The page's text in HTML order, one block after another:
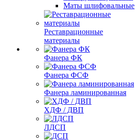
Маты шлифовальные
Реставрационные
материалы
Фанера ФК
Фанера ФСФ
Фанера ламинированная
ХДФ / ДВП
ЛДСП